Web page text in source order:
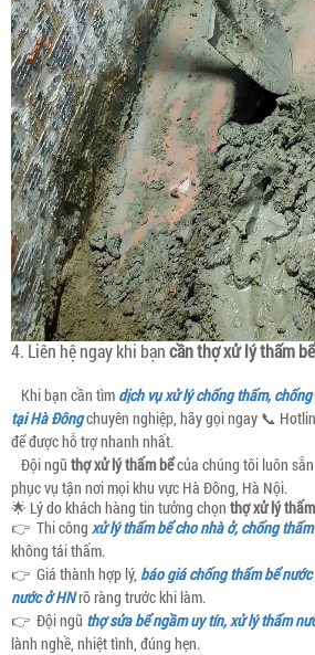
4. Liên hệ ngay khi bạncần thợ xử lý thấm
Khi bạn cần tìm dịch vụ xử lý chống thấm,
tại Hà Đôngchuyên nghiệp, hãy gọi ngay 📞
để được hỗ trợ nhanh nhất.
Đội ngũ thợ xử lý thấm bểcủa chúng tôi luôn
phục vụ tận nơi mọi khu vực Hà Đông, Hà Nội.
🌟 Lý do khách hàng tin tưởng chọn thợ xử lý
👉 Thi công xử lý thấm bể cho nhà ở, chống
không tái thấm.
👉 Giá thành hợp lý, báo giá chống thấm bể
nước ở HNrõ ràng trước khi làm.
👉 Đội ngũ thợ sửa bể ngầm uy tín, xử lý thấm
lành nghề, nhiệt tình, đúng hẹn.